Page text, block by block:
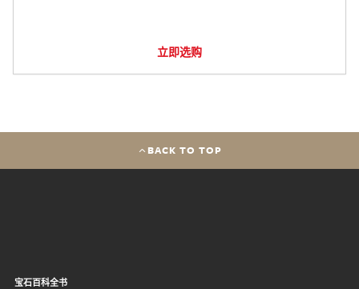
立即选购
BACK TO TOP
宝石百科全书